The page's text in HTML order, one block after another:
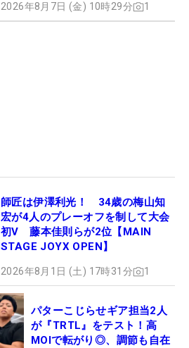
2026年8月7日 (金) 10時29分 1
師匠は伊澤利光！ 34歳の梅山知
宏が4人のプレーオフを制して大会
初V 藤本佳則らが2位【MAIN
STAGE JOYX OPEN】
2026年8月1日 (土) 17時31分 1
パターこじらせギア担当2人
が『TRTL』をテスト！高
MOIで転がり◎、調節も自在